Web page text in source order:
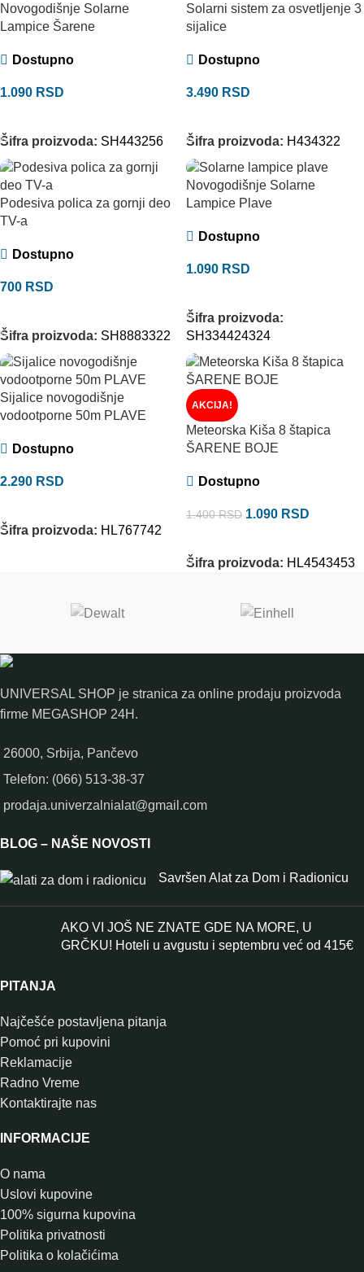
Novogodišnje Solarne
Lampice Šarene
Dostupno
1.090 RSD
Šifra proizvoda: SH443256
Solarni sistem za osvetljenje 3
sijalice
Dostupno
3.490 RSD
Šifra proizvoda: H434322
Podesiva polica za gornji deo
TV-a
Dostupno
700 RSD
Šifra proizvoda: SH8883322
Novogodišnje Solarne
Lampice Plave
Dostupno
1.090 RSD
Šifra proizvoda:
SH334424324
Sijalice novogodišnje
vodootporne 50m PLAVE
Dostupno
2.290 RSD
Šifra proizvoda: HL767742
AKCIJA!
Meteorska Kiša 8 štapica
ŠARENE BOJE
Dostupno
1.400RSD 1.090 RSD
Šifra proizvoda: HL4543453
UNIVERSAL SHOP je stranica za online prodaju proizvoda
firme MEGASHOP 24H.
26000, Srbija, Pančevo
Telefon: (066) 513-38-37
prodaja.univerzalnialat@gmail.com
BLOG – NAŠE NOVOSTI
Savršen Alat za Dom i Radionicu
AKO VI JOŠ NE ZNATE GDE NA MORE, U
GRČKU! Hoteli u avgustu i septembru već od 415€
PITANJA
Najčešće postavljena pitanja
Pomoć pri kupovini
Reklamacije
Radno Vreme
Kontaktirajte nas
INFORMACIJE
O nama
Uslovi kupovine
100% sigurna kupovina
Politika privatnosti
Politika o kolačićima